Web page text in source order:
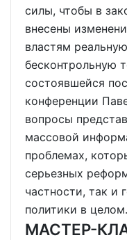
силы, чтобы в
внесены
властям
бесконтрольную
состоявшейся
конференции
вопросы
массовой
проблемах,
серьезных
частности, так и
политики в целом.
МАСТЕР-